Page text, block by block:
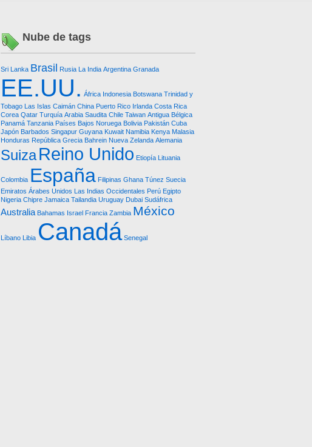
Nube de tags
Sri Lanka Brasil Rusia La India Argentina Granada
EE.UU. África Indonesia Botswana Trinidad y
Tobago Las Islas Caimán China Puerto Rico Irlanda Costa Rica
Corea Qatar Turquía Arabia Saudita Chile Taiwan Antigua Bélgica
Panamá Tanzania Países Bajos Noruega Bolivia Pakistán Cuba
Japón Barbados Singapur Guyana Kuwait Namibia Kenya Malasia
Honduras República Grecia Bahrein Nueva Zelanda Alemania
SuizaReino Unido Etiopía Lituania
Colombia España Filipinas Ghana Túnez Suecia
Emiratos Árabes Unidos Las Indias Occidentales Perú Egipto
Nigeria Chipre Jamaica Tailandia Uruguay Dubai Sudáfrica
Australia Bahamas Israel Francia Zambia México
Líbano Libia Canadá Senegal